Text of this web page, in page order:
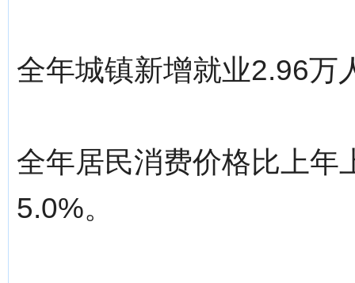
全年城镇新增就业2.96万
全年居民消费价格比上年
5.0%。